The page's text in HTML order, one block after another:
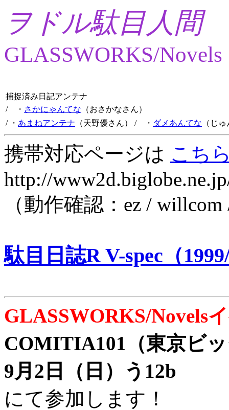
ヲドル駄目人間
GLASSWORKS/Novels
捕捉済み日記アンテナ
/ ・ さかにゃんてな （おさかなさん）
/ ・ あまねアンテナ （天野優さん） / ・ ダメあんてな （じ
携帯対応ページは こち
http://
（動作確認：ez /
駄目日誌R V-spec（
GLASSWORKS/Novels
COMITIA101（東京ビ
9月2日（日）う12b
にて参加します！